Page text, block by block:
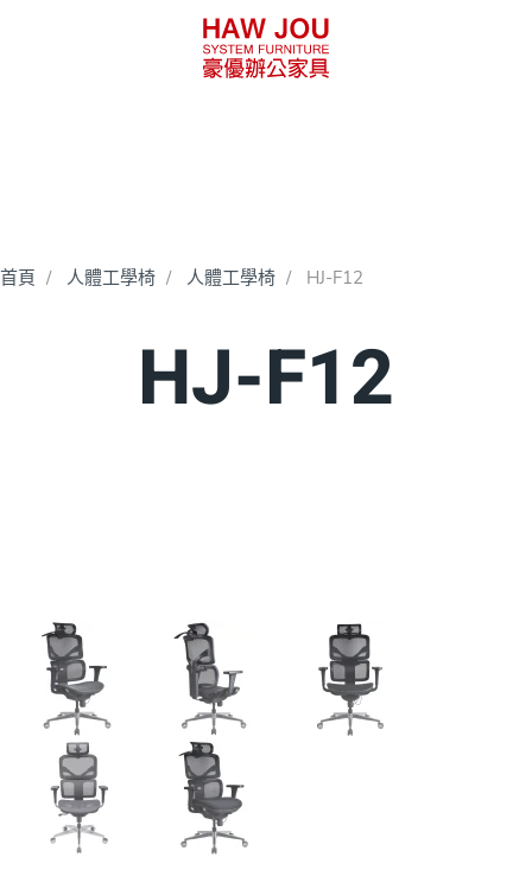
首頁 人體工學椅 人體工學椅 HJ-F12
HJ-F12